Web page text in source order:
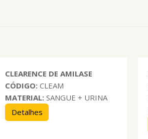
CLEARENCE DE AMILASE
CÓDIGO:CLEAM
MATERIAL: SANGUE + URINA
Detalhes